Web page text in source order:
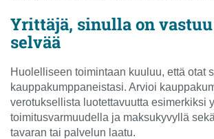
Yrittäjä, sinulla on
selvää
Huolelliseen toimintaan kuuluu, että otat
kauppakumppaneistasi. Arvioi
verotuksellista luotettavuutta esimerkiksi
toimitusvarmuudella ja maksukyvyllä
tavaran tai palvelun laatu.